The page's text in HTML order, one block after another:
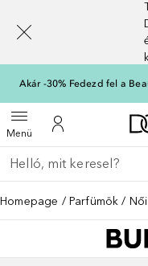
Akár -30% Fedezd fel a
MenüMenü megnyitása
A fiókomhoz
Menj vissza
Keresés végrehajtása
Homepage Parfümök